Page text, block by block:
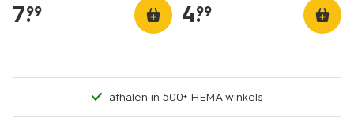
7.
99 4.
99
afhalen in 500+ HEMA winkels